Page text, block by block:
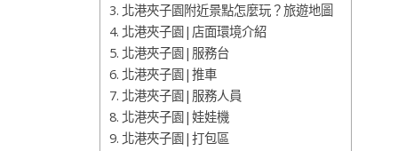
北港夾子園附近景點怎麼玩？旅遊地圖
北港夾子園|店面環境介紹
北港夾子園|服務台
北港夾子園|推車
北港夾子園|服務人員
北港夾子園|娃娃機
北港夾子園|打包區